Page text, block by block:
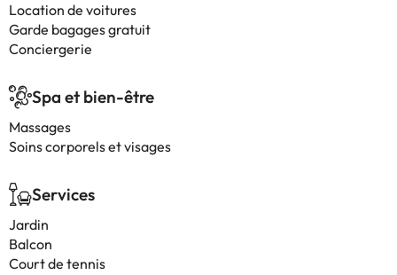
Location de voitures
Garde bagages gratuit
Conciergerie
Spa et bien-être
Massages
Soins corporels et visages
Services
Jardin
Balcon
Court de tennis